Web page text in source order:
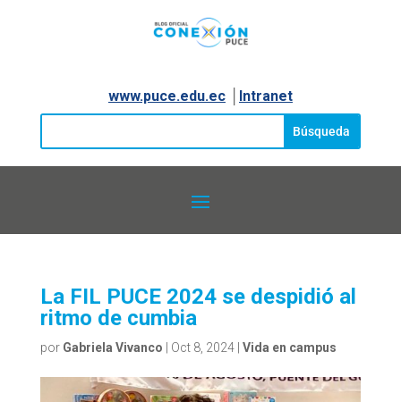
www.puce.edu.ec│ Intranet
La FIL PUCE 2024 se despidió al
ritmo de cumbia
por Gabriela Vivanco Oct 8, 2024| Vida en campus